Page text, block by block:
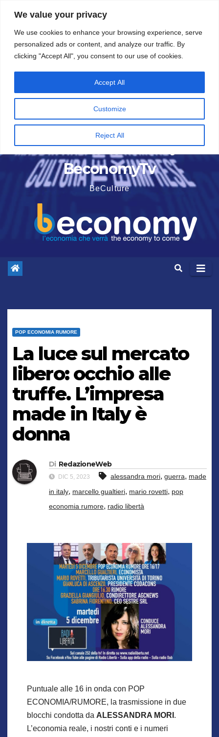
We value your privacy
We use cookies to enhance your browsing experience, serve
personalized ads or content, and analyze our traffic. By
clicking "Accept All", you consent to our use of cookies.
Customize
Reject All
Accept All
contenuto
5 Agosto 2026
BeconomyTv
BeCulture
POP ECONOMIA RUMORE
La luce sul mercato
libero: occhio alle
truffe. L’impresa
made in Italy è
donna
Di RedazioneWeb
DIC 5, 2023 alessandra mori, guerra, made
in italy, marcello gualtieri, mario rovetti, pop
economia rumore, radio libertà
Puntuale alle 16 in onda con POP
ECONOMIA/RUMORE, la trasmissione in due
blocchi condotta da ALESSANDRA MORI .
L’economia reale, i nostri conti e i numeri